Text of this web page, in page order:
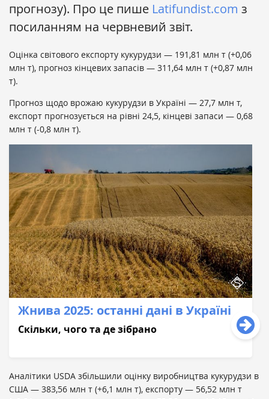
прогнозу). Про це пише Latifundist.com з
посиланням на червневий звіт.
Оцінка світового експорту кукурудзи — 191,81 млн т (+0,06
млн т), прогноз кінцевих запасів — 311,64 млн т (+0,87 млн
т).
Прогноз щодо врожаю кукурудзи в Україні — 27,7 млн т,
експорт прогнозується на рівні 24,5, кінцеві запаси — 0,68
млн т (-0,8 млн т).
Жнива 2025: останні дані в Україні
Скільки, чого та де зібрано
Аналітики USDA збільшили оцінку виробництва кукурудзи в
США — 383,56 млн т (+6,1 млн т), експорту — 56,52 млн т